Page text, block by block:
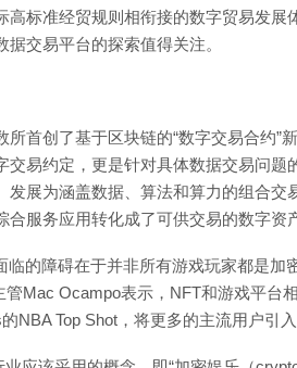
高标准经贸规则相衔接的数字贸易发
交易平台的探索值得关注。
所首创了基于区块链的“数字交易合约”
交易约定，更是针对具体数据交易问
发展为涵盖数据、算法和算力的组合
合服务应用转化成了可供交易的数字资
临的障碍在于并非所有游戏玩家都是加
管Mac Ocampo表示，NFT和游戏平台
NBA Top Shot，将更多的主流用户引